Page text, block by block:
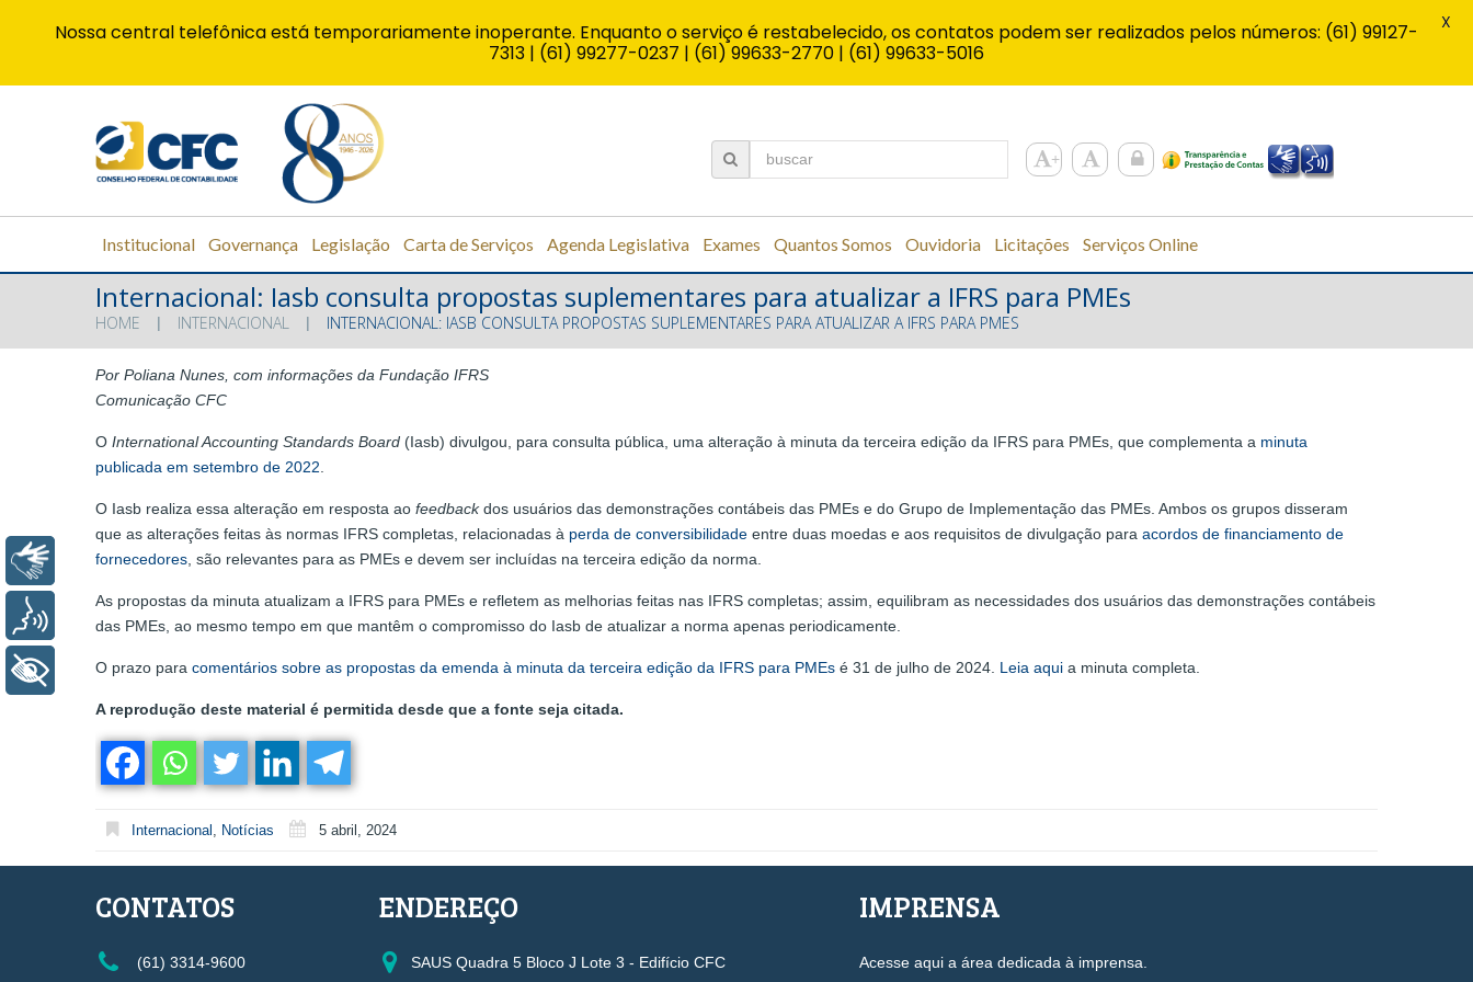
Institucional Governança Legislação Carta de Serviços Agenda Legislativa Exames Quantos Somos Ouvidoria Licitações Serviços Online
Internacional: Iasb consulta propostas suplementares para atualizar a IFRS para PMEs
HOME INTERNACIONAL INTERNACIONAL: IASB CONSULTA PROPOSTAS SUPLEMENTARES PARA ATUALIZAR A IFRS PARA PMES
Por Poliana Nunes, com informações da Fundação IFRS
Comunicação CFC
O International Accounting Standards Board (Iasb) divulgou, para consulta pública, uma alteração à minuta da terceira edição da IFRS para PMEs, que complementa a minuta
publicada em setembro de 2022.
O Iasb realiza essa alteração em resposta ao feedbackdos usuários das demonstrações contábeis das PMEs e do Grupo de Implementação das PMEs. Ambos os grupos disseram
que as alterações feitas às normas IFRS completas, relacionadas à perda de conversibilidade entre duas moedas e aos requisitos de divulgação para acordos de financiamento de
fornecedores, são relevantes para as PMEs e devem ser incluídas na terceira edição da norma.
As propostas da minuta atualizam a IFRS para PMEs e refletem as melhorias feitas nas IFRS completas; assim, equilibram as necessidades dos usuários das demonstrações contábeis
das PMEs, ao mesmo tempo em que mantêm o compromisso do Iasb de atualizar a norma apenas periodicamente.
O prazo para comentários sobre as propostas da emenda à minuta da terceira edição da IFRS para PMEs é 31 de julho de 2024. Leia aqui a minuta completa.
A reprodução deste material é permitida desde que a fonte seja citada.
Internacional , Notícias 5 abril, 2024
CONTATOS
(61) 3314-9600
ENDEREÇO
SAUS Quadra 5 Bloco J Lote 3 - Edifício CFC
IMPRENSA
Acesse aqui a área dedicada à imprensa.
Nossa central telefônica está temporariamente inoperante. Enquanto o serviço é restabelecido, os contatos podem ser realizados pelos números: (61) 99127-
7313 | (61) 99277-0237 | (61) 99633-2770 | (61) 99633-5016
X
Libras
+ Acessibilidade